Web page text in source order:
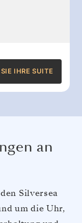
IHRE SUITE
an
Silversea
um die Uhr,